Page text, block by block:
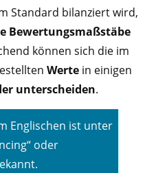
Standard bilanziert wird,
Bewertungsmaßstäbe
können sich die im
Werte in einigen
unterscheiden.
Englischen ist unter
oder